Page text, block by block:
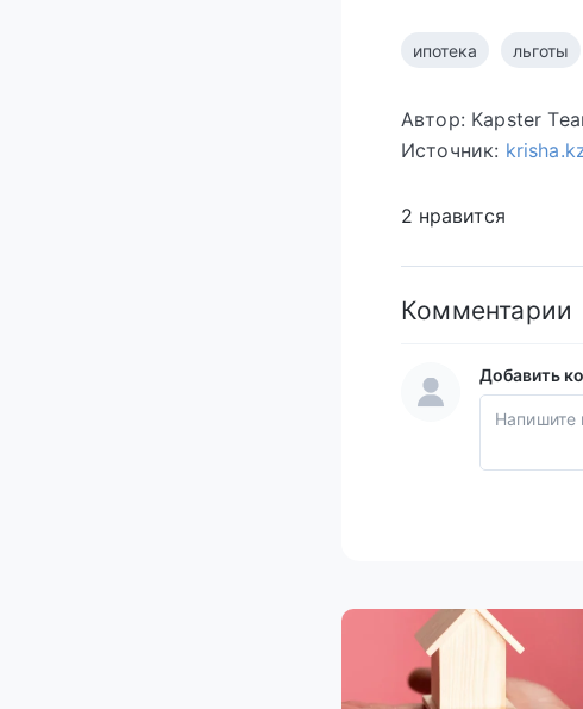
ипотека льготы
Автор: Kapster
Источник:
2 нравится
Комментарии
Добавить